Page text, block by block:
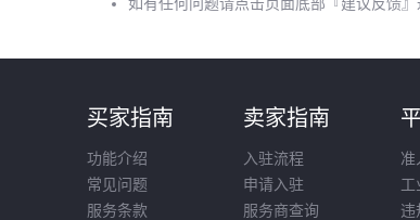
如有任何问题请点击页面底部『建议反馈
买家指南
功能介绍
常见问题
服务条款
卖家指南
入驻流程
申请入驻
服务商查询
准
工
违